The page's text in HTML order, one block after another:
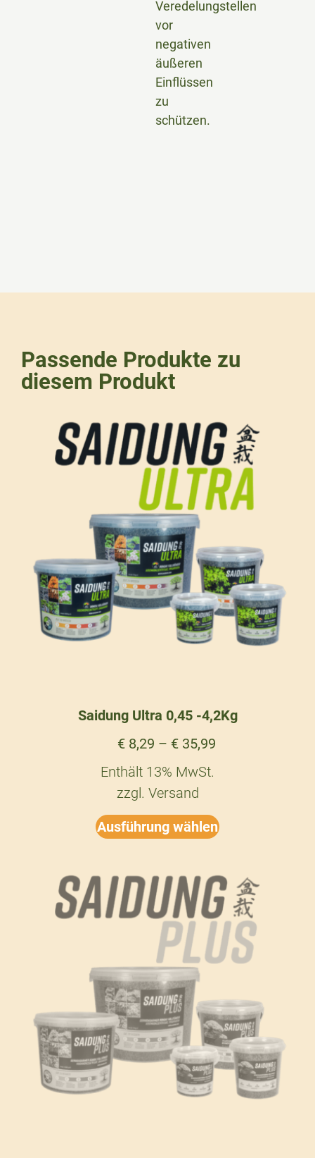
Veredelungstellen
vor
negativen
äußeren
Einflüssen
zu
schützen.
Passende Produkte zu
diesem Produkt
Saidung Ultra 0,45 -4,2Kg
€8,29 – €35,99
Enthält 13% MwSt.
zzgl. Versand
Ausführung wählen